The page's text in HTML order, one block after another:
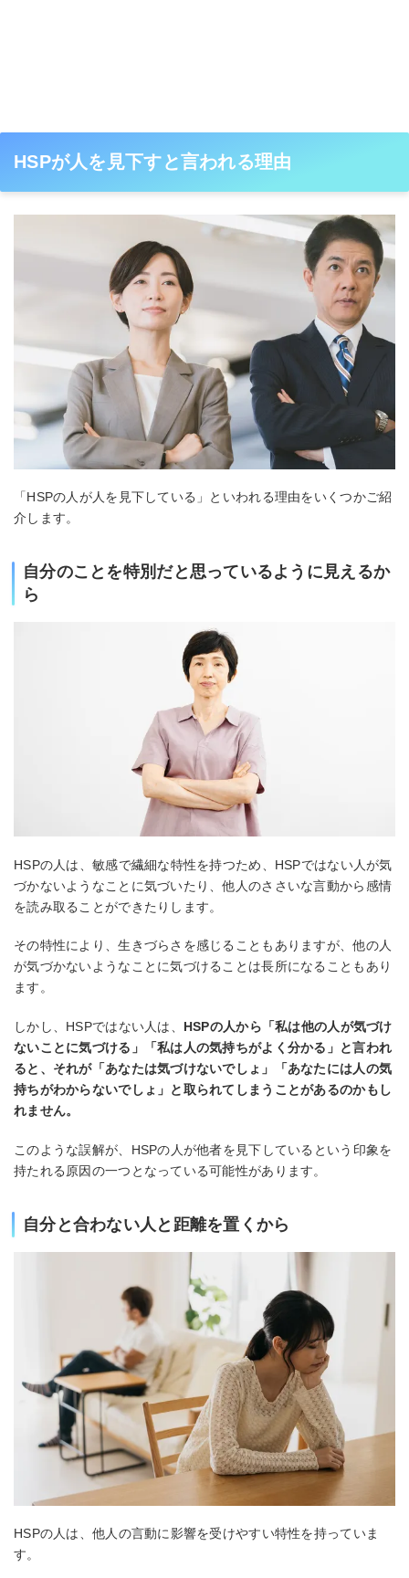
HSPが人を見下すと言われる理由
「HSPの人が人を見下している」といわれる理由をいくつかご紹
介します。
自分のことを特別だと思っているように見えるか
ら
HSPの人は、敏感で繊細な特性を持つため、HSPではない人が気
づかないようなことに気づいたり、他人のささいな言動から感情
を読み取ることができたりします。
その特性により、生きづらさを感じることもありますが、他の人
が気づかないようなことに気づけることは長所になることもあり
ます。
しかし、HSPではない人は、 HSPの人から「私は他の人が気づけ
ないことに気づける」「私は人の気持ちがよく分かる」と言われ
ると、それが「あなたは気づけないでしょ」「あなたには人の気
持ちがわからないでしょ」と取られてしまうことがあるのかもし
れません。
このような誤解が、HSPの人が他者を見下しているという印象を
持たれる原因の一つとなっている可能性があります。
自分と合わない人と距離を置くから
HSPの人は、他人の言動に影響を受けやすい特性を持っていま
す。